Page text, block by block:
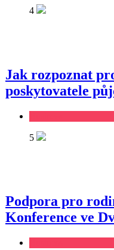
4
Jak rozpoznat
poskytovatele
5
Podpora pro
Konference ve